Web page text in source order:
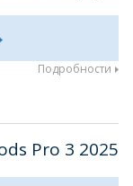
Подробности
Pro 3 2025